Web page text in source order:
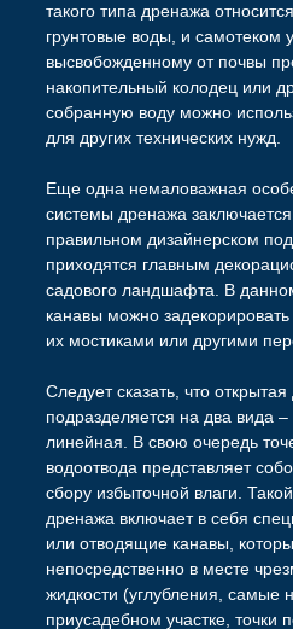
такого типа дренажа
грунтовые воды, и самотеком
высвобожденному от почвы
накопительный колодец или
собранную воду можно
для других технических нужд.
Еще одна немаловажная
системы дренажа
правильном дизайнерском
приходятся главным
садового ландшафта. В
канавы можно
их мостиками или другими
Следует сказать, что
подразделяется на два вида –
линейная. В свою очередь
водоотвода представляет
сбору избыточной влаги.
дренажа включает в себя
или отводящие канавы,
непосредственно в месте
жидкости (углубления, самые
приусадебном участке, точки